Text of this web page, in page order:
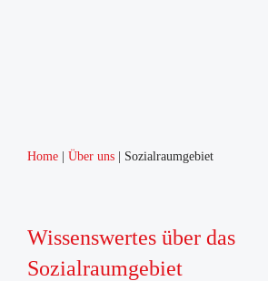
Home Über uns Sozialraumgebiet
Wissenswertes über das
Sozialraumgebiet